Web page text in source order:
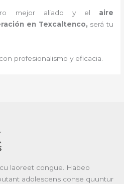
mejor aliado y el aire
en Texcaltenco, será tu
profesionalismo y eficacia.
laoreet congue. Habeo
adolescens conse quuntur